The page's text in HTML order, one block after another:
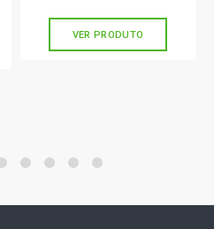
VER PRODUTO
5 6 7 8